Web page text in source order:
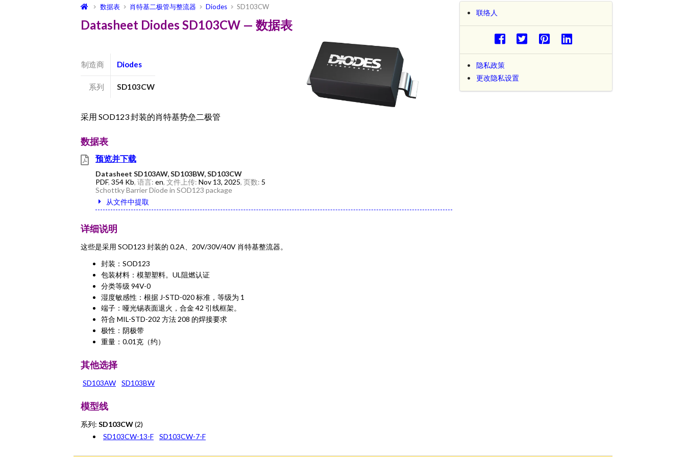
数据表 肖特基二极管与整流器 Diodes SD103CW
Datasheet Diodes SD103CW — 数据表
制造商 Diodes
系列 SD103CW
采用 SOD123 封装的肖特基势垒二极管
数据表
预览并下载
Datasheet SD103AW, SD103BW, SD103CW
PDF, 354 Kb, 语言: en, 文件上传: Nov 13, 2025, 页数: 5
Schottky Barrier Diode in SOD123 package
从文件中提取
详细说明
这些是采用 SOD123 封装的 0.2A、20V/30V/40V 肖特基整流器。
封装：SOD123
包装材料：模塑塑料。UL阻燃认证
分类等级 94V-0
湿度敏感性：根据 J-STD-020 标准，等级为 1
端子：哑光锡表面退火，合金 42 引线框架。
符合 MIL-STD-202 方法 208 的焊接要求
极性：阴极带
重量：0.01克（约）
其他选择
SD103AW SD103BW
模型线
系列: SD103CW(2)
SD103CW-13-F
SD103CW-7-F
联络人
隐私政策
更改隐私设置